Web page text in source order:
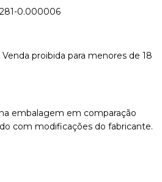
0.000006
proibida para menores de 18
embalagem em comparação
com modificações do fabricante.